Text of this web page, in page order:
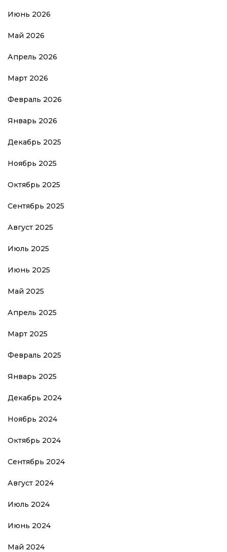
Июнь 2026
Май 2026
Апрель 2026
Март 2026
Февраль 2026
Январь 2026
Декабрь 2025
Ноябрь 2025
Октябрь 2025
Сентябрь 2025
Август 2025
Июль 2025
Июнь 2025
Май 2025
Апрель 2025
Март 2025
Февраль 2025
Январь 2025
Декабрь 2024
Ноябрь 2024
Октябрь 2024
Сентябрь 2024
Август 2024
Июль 2024
Июнь 2024
Май 2024